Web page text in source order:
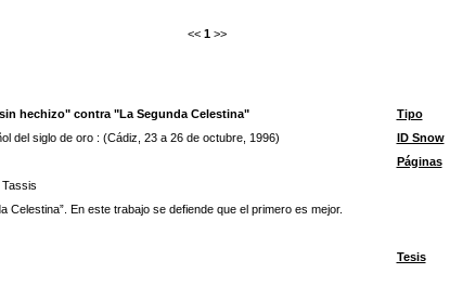
<< 1 >>
hechizo" contra "La Segunda Celestina" Tipo
del siglo de oro : (Cádiz, 23 a 26 de octubre, 1996) ID Snow
Páginas
En este trabajo se defiende que el primero es mejor.
Tesis